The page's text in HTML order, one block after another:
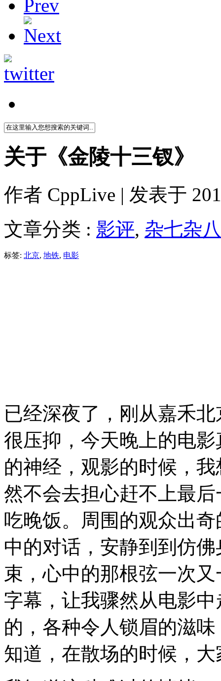
关于《金陵十三钗》
作者 CppLive | 发表于
文章分类 : 影评, 杂七杂八
标签: 北京, 地铁, 电影
已经深夜了，刚从嘉禾
很压抑，今天晚上的电
的神经，观影的时候，
然不会去担心赶不上最
吃晚饭。周围的观众出
中的对话，安静到到仿
束，心中的那根弦一次
字幕，让我骤然从电影
的，各种令人锁眉的滋
知道，在散场的时候，